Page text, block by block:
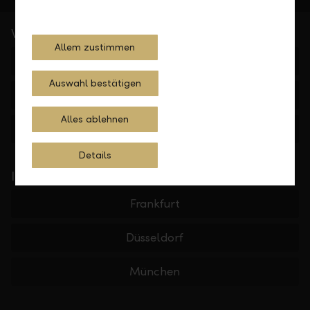
Wichtige Links
Private Banking
Institutionelle Kunden
Die LLB
In Ihrer Nähe
Frankfurt
Düsseldorf
München
Allem zustimmen
Auswahl bestätigen
Alles ablehnen
Details